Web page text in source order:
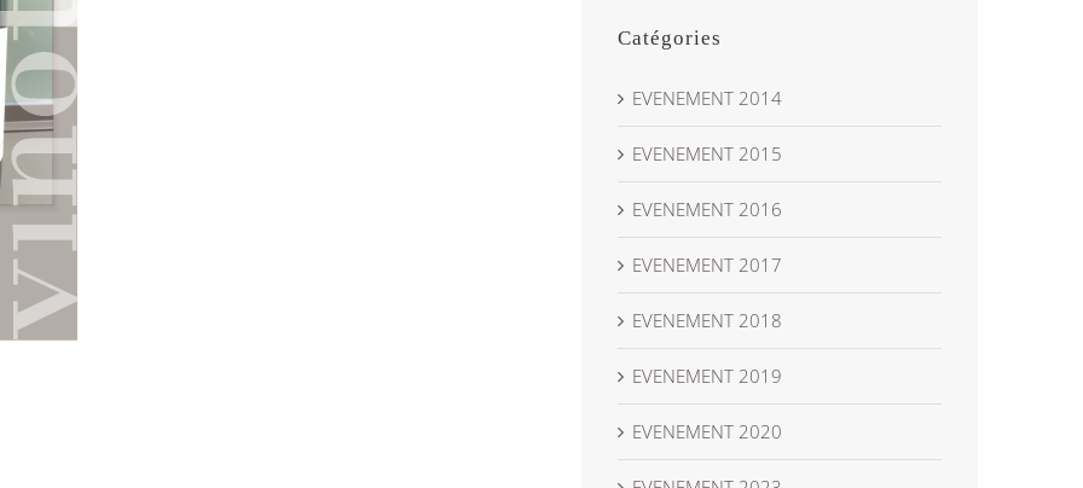
Catégories
EVENEMENT 2014
EVENEMENT 2015
EVENEMENT 2016
EVENEMENT 2017
EVENEMENT 2018
EVENEMENT 2019
EVENEMENT 2020